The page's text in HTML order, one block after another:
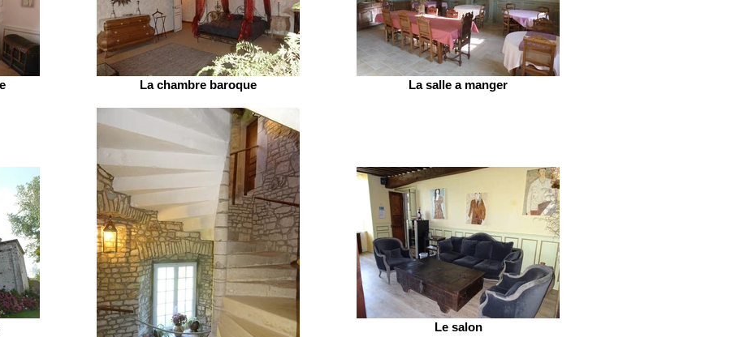
La chambre baroque La salle a manger
Le salon